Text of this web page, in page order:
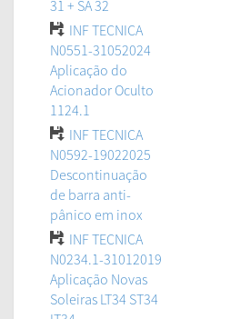
31 + SA 32
INF TECNICA
N0551-31052024
Aplicação do
Acionador Oculto
1124.1
INF TECNICA
N0592-19022025
Descontinuação
de barra anti-
pânico em inox
INF TECNICA
N0234.1-31012019
Aplicação Novas
Soleiras LT34 ST34